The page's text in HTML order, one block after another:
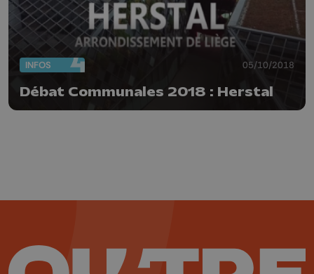
INFOS 05/10/2018
Débat Communales 2018 : Herstal